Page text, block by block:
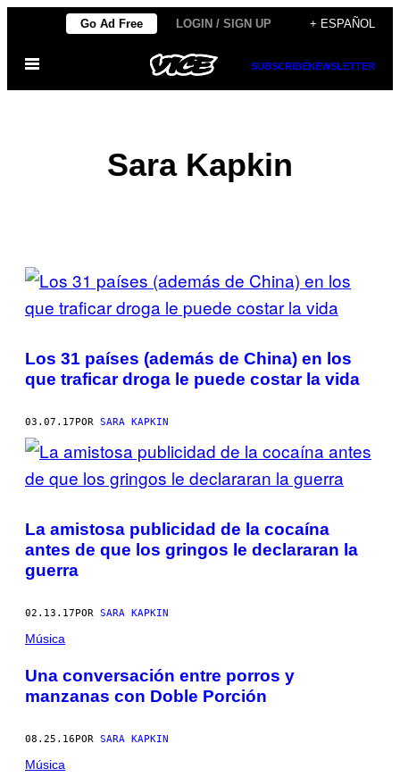
contenido
Go Ad Free LOGIN / SIGN UP + ESPAÑOL
Abrir
SUBSCRIBENEWSLETTER
Sara Kapkin
POSTS
BY
THIS
AUTHOR
Los 31 países (además de China) en los
que traficar droga le puede costar la vida
03.07.17POR SARA KAPKIN
La amistosa publicidad de la cocaína
antes de que los gringos le declararan la
guerra
02.13.17POR SARA KAPKIN
Música
Una conversación entre porros y
manzanas con Doble Porción
08.25.16POR SARA KAPKIN
Música